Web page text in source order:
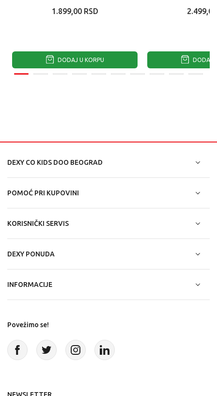
1.899,00 RSD
DODAJ U KORPU
2.499,00
DODAJ
DEXY CO KIDS DOO BEOGRAD
POMOĆ PRI KUPOVINI
KORISNIČKI SERVIS
DEXY PONUDA
INFORMACIJE
Povežimo se!